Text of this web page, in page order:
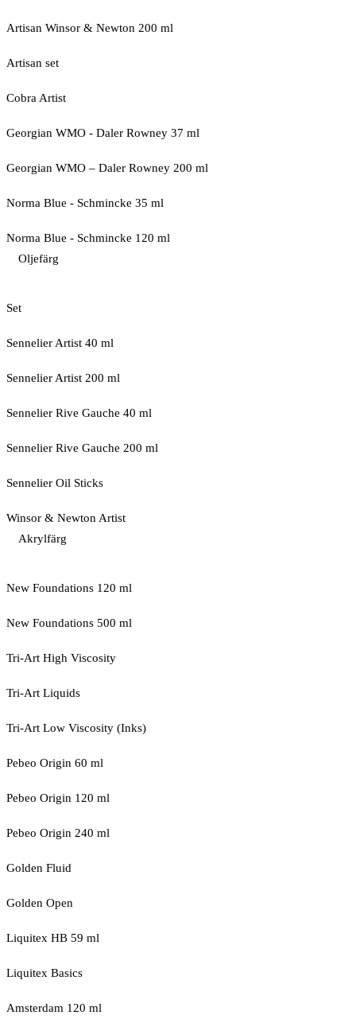
Artisan Winsor & Newton 200 ml
Artisan set
Cobra Artist
Georgian WMO - Daler Rowney 37 ml
Georgian WMO – Daler Rowney 200 ml
Norma Blue - Schmincke 35 ml
Norma Blue - Schmincke 120 ml
Oljefärg
Set
Sennelier Artist 40 ml
Sennelier Artist 200 ml
Sennelier Rive Gauche 40 ml
Sennelier Rive Gauche 200 ml
Sennelier Oil Sticks
Winsor & Newton Artist
Akrylfärg
New Foundations 120 ml
New Foundations 500 ml
Tri-Art High Viscosity
Tri-Art Liquids
Tri-Art Low Viscosity (Inks)
Pebeo Origin 60 ml
Pebeo Origin 120 ml
Pebeo Origin 240 ml
Golden Fluid
Golden Open
Liquitex HB 59 ml
Liquitex Basics
Amsterdam 120 ml